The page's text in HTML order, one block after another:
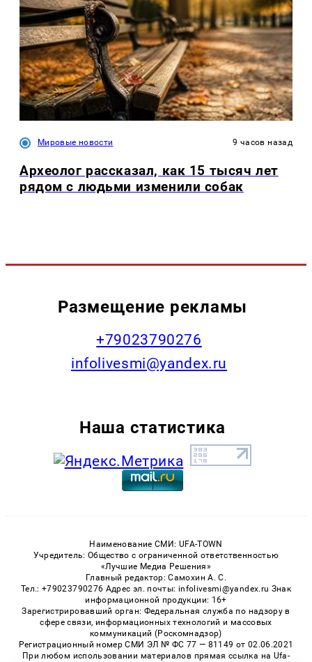
Мировые новости 9 часов назад
Археолог рассказал, как 15 тысяч лет
рядом с людьми изменили собак
Размещение рекламы
+79023790276
infolivesmi@yandex.ru
Наша статистика
Наименование СМИ: UFA-TOWN
Учредитель: Общество с ограниченной ответственностью
«Лучшие Медиа Решения»
Главный редактор: Самохин А. С.
Тел.: +79023790276 Адрес эл. почты: infolivesmi@yandex.ru Знак
информационной продукции: 16+
Зарегистрировавший орган: Федеральная служба по надзору в
сфере связи, информационных технологий и массовых
коммуникаций (Роскомнадзор)
Регистрационный номер СМИ ЭЛ № ФС 77 — 81149 от 02.06.2021
При любом использовании материалов прямая ссылка на Ufa-